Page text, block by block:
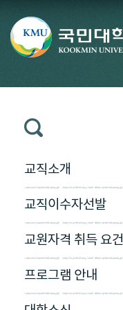
교직소개
교직이수자선발
교원자격 취득 요건
프로그램 안내